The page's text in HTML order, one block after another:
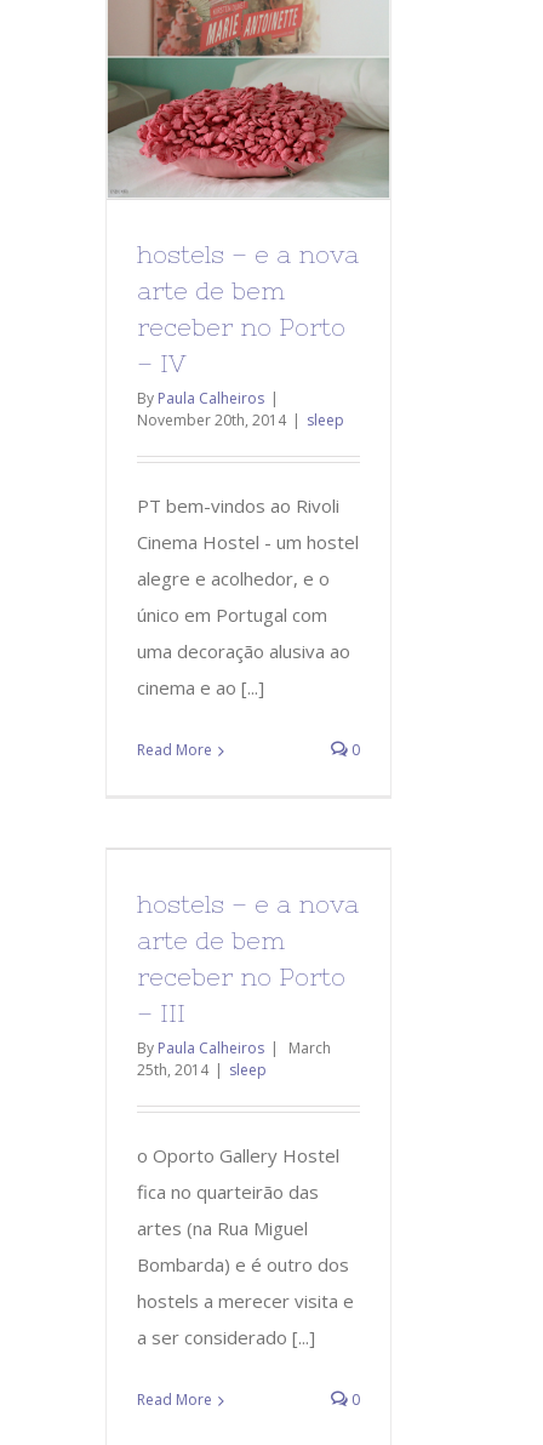
hostels – e a nova
arte de bem
receber no Porto
– IV
By Paula Calheiros |
November 20th, 2014 | sleep
PT bem-vindos ao Rivoli
Cinema Hostel - um hostel
alegre e acolhedor, e o
único em Portugal com
uma decoração alusiva ao
cinema e ao [...]
Read More 0
hostels – e a nova
arte de bem
receber no Porto
– III
By Paula Calheiros |
March
25th, 2014 | sleep
o Oporto Gallery Hostel
fica no quarteirão das
artes (na Rua Miguel
Bombarda) e é outro dos
hostels a merecer visita e
a ser considerado [...]
Read More 0